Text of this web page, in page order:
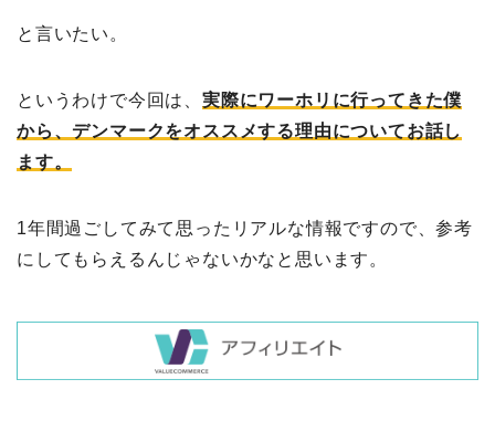
と言いたい。
というわけで今回は、 実際にワーホリに行ってきた僕
から、デンマークをオススメする理由についてお話し
ます。
1年間過ごしてみて思ったリアルな情報ですので、参考
にしてもらえるんじゃないかなと思います。